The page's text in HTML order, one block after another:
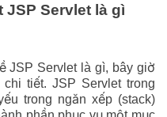
JSP Servlet là gì
JSP Servlet là gì, bây giờ
tiết. JSP Servlet trong
trong ngăn xếp (stack)